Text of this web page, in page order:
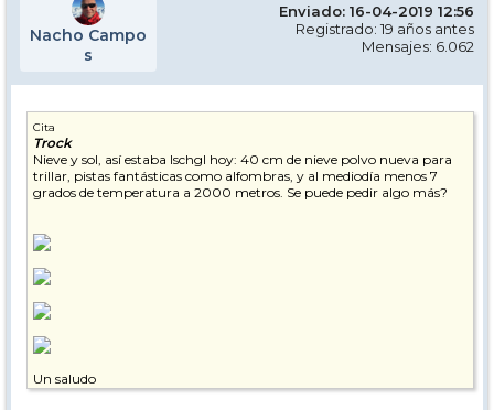
Nacho Campo
s
Enviado: 16-04-2019 12:56
Registrado: 19 años antes
Mensajes: 6.062
Cita
Trock
Nieve y sol, así estaba Ischgl hoy: 40 cm de nieve polvo nueva para
trillar, pistas fantásticas como alfombras, y al mediodía menos 7
grados de temperatura a 2000 metros. Se puede pedir algo más?
Un saludo